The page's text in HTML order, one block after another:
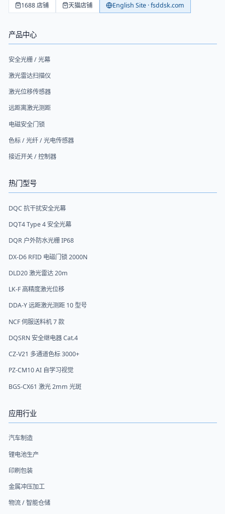
1688 店铺 天猫店铺 English Site · fsddsk.com
产品中心
安全光栅 / 光幕
激光雷达扫描仪
激光位移传感器
远距离激光测距
电磁安全门锁
色标 / 光纤 / 光电传感器
接近开关 / 控制器
热门型号
DQC 抗干扰安全光幕
DQT4 Type 4 安全光幕
DQR 户外防水光栅 IP68
DX-D6 RFID 电磁门锁 2000N
DLD20 激光雷达 20m
LK-F 高精度激光位移
DDA-Y 远距激光测距 10 型号
NCF 伺服送料机 7 款
DQSRN 安全继电器 Cat.4
CZ-V21 多通道色标 3000+
PZ-CM10 AI 自学习视觉
BGS-CX61 激光 2mm 光斑
应用行业
汽车制造
锂电池生产
印刷包装
金属冲压加工
物流 / 智能仓储